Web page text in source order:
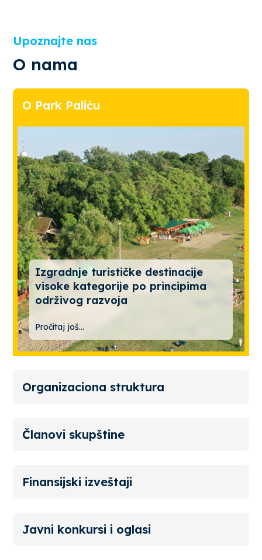
Upoznajte nas
O nama
O Park Paliću
Izgradnje turističke destinacije
visoke kategorije po principima
održivog razvoja
Pročitaj još...
Organizaciona struktura
Članovi skupštine
Finansijski izveštaji
Javni konkursi i oglasi